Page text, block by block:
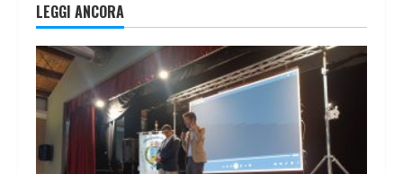
LEGGI ANCORA